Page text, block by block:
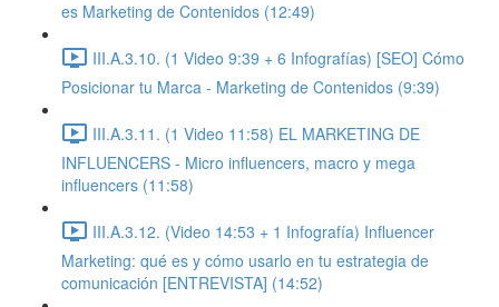
es Marketing de Contenidos (12:49)
III.A.3.10. (1 Video 9:39 + 6 Infografías) [SEO] Cómo
Posicionar tu Marca - Marketing de Contenidos (9:39)
III.A.3.11. (1 Video 11:58) EL MARKETING DE
INFLUENCERS - Micro influencers, macro y mega
influencers (11:58)
III.A.3.12. (Video 14:53 + 1 Infografía) Influencer
Marketing: qué es y cómo usarlo en tu estrategia de
comunicación [ENTREVISTA] (14:52)